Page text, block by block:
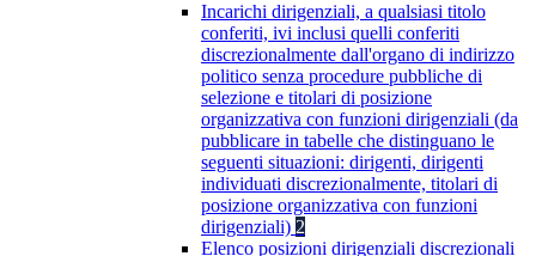
Incarichi dirigenziali, a qualsiasi titolo
conferiti, ivi inclusi quelli conferiti
discrezionalmente dall'organo di indirizzo
politico senza procedure pubbliche di
selezione e titolari di posizione
organizzativa con funzioni dirigenziali (da
pubblicare in tabelle che distinguano le
seguenti situazioni: dirigenti, dirigenti
individuati discrezionalmente, titolari di
posizione organizzativa con funzioni
dirigenziali) 2
Elenco posizioni dirigenziali discrezionali